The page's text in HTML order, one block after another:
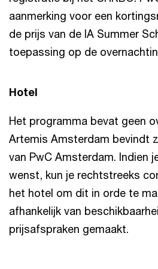
aanmerking voor een
de prijs van de IA Summer
toepassing op de
Hotel
Het programma bevat geen
Artemis Amsterdam bevindt
van PwC Amsterdam. Indien
wenst, kun je rechtstreeks
het hotel om dit in orde te
afhankelijk van
prijsafspraken gemaakt.